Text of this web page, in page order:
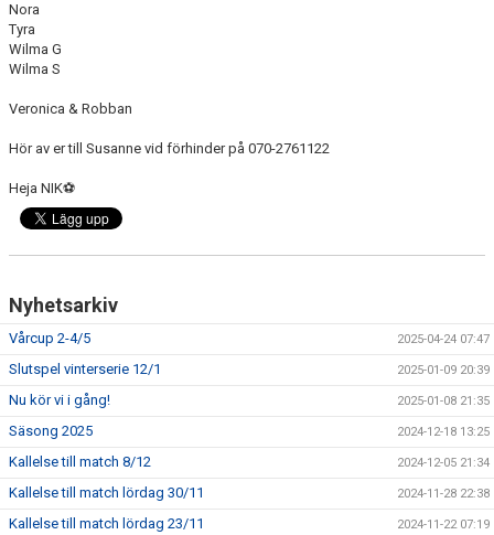
Nora
Tyra
Wilma G
Wilma S
Veronica & Robban
Hör av er till Susanne vid förhinder på 070-2761122
Heja NIK⚽️
Nyhetsarkiv
Vårcup 2-4/5 2025-04-24 07:47
Slutspel vinterserie 12/1 2025-01-09 20:39
Nu kör vi i gång! 2025-01-08 21:35
Säsong 2025 2024-12-18 13:25
Kallelse till match 8/12 2024-12-05 21:34
Kallelse till match lördag 30/11 2024-11-28 22:38
Kallelse till match lördag 23/11 2024-11-22 07:19